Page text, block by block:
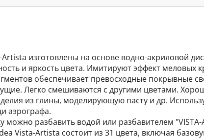
изготовлены на основе водно-акриловой
и яркость цвета. Имитируют эффект меловых
обеспечивает превосходные покрывные
Легко смешиваются с другими цветами.
из глины, моделирующую пасту и др.
аэрографа.
можно разбавить водой или разбавителем "VISTA-
Vista-Artista состоит из 31 цвета, включая